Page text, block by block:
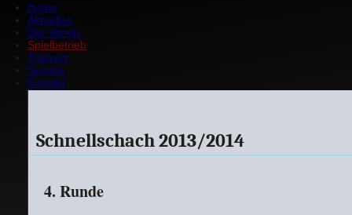
Home
Aktuelles
Der Verein
Spielbetrieb
Training
Service
Kontakt
Schnellschach 2013/2014
4. Runde